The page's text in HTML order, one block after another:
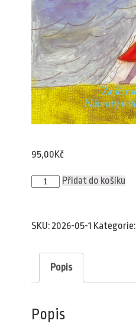
95,00Kč
Plav
5/2026
Přidat do košíku
SKU: 2026-05-1 Kategorie:
Popis
Popis